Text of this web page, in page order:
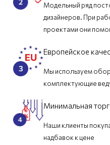
Модельный ряд
дизайнеров. При
проектами они
Европейское
Мы используем
комплектующие
Минимальная
Наши клиенты
надбавок к цене